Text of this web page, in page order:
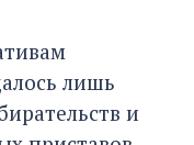
лишь
и